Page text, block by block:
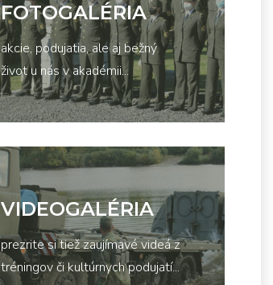
FOTOGALÉRIA
akcie, podujatia, ale aj bežný
život u nás v akadémii...
VIDEOGALÉRIA
prezrite si tiež zaujímavé videá z
tréningov či kultúrnych podujatí...